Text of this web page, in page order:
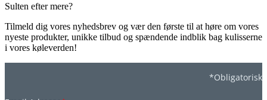
Sulten efter mere?
Tilmeld dig vores nyhedsbrev og vær den første til at høre om vores
nyeste produkter, unikke tilbud og spændende indblik bag kulisserne
i vores køleverden!
*Obligatorisk